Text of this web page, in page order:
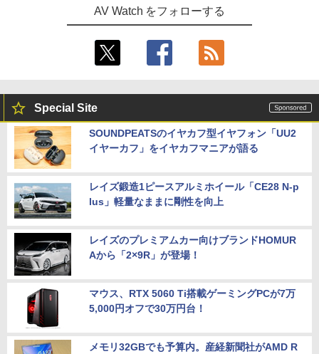
AV Watch をフォローする
Special Site
SOUNDPEATSのイヤカフ型イヤフォン「UU2
イヤーカフ」をイヤカフマニアが語る
レイズ鍛造1ピースアルミホイール「CE28 N-p
lus」軽量なままに剛性を向上
レイズのプレミアムカー向けブランドHOMUR
Aから「2×9R」が登場！
マウス、RTX 5060 Ti搭載ゲーミングPCが7万
5,000円オフで30万円台！
メモリ32GBでも予算内。産経新聞社がAMD R